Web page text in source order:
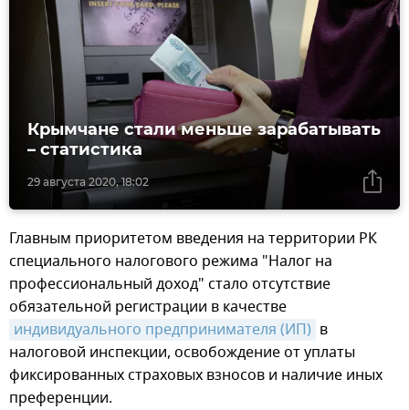
29 августа 2020, 18:02
Крымчане стали меньше зарабатывать
– статистика
Главным приоритетом введения на территории РК
специального налогового режима "Налог на
профессиональный доход" стало отсутствие
обязательной регистрации в качестве
индивидуального предпринимателя (ИП) в
налоговой инспекции, освобождение от уплаты
фиксированных страховых взносов и наличие иных
преференции.